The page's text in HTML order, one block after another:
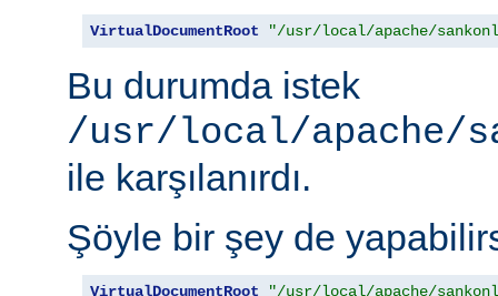
VirtualDocumentRoot "/usr/local/apache/
Bu durumda istek
/usr/local/apache/
ile karşılanırdı.
Şöyle bir şey de
VirtualDocumentRoot "/usr/local/apache/